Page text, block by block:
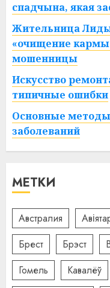
спадчына, якая
Жительница Лиды
«очищение
мошенницы
Искусство
типичные ошибки
Основные методы
заболеваний
МЕТКИ
Австралия
Брест
Брэст
Гомель
Кавалёў